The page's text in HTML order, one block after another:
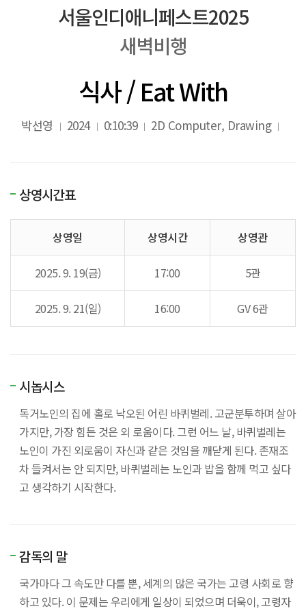
서울인디애니페스트2025
새벽비행
식사 / Eat With
박선영 2024 0:10:39 2D Computer, Drawing
상영시간표
상영일 상영시간 상영관
2025. 9. 19(금) 17:00 5관
2025. 9. 21(일) 16:00 GV 6관
시놉시스
독거노인의 집에 홀로 낙오된 어린 바퀴벌레. 고군분투하며 살아
가지만, 가장 힘든 것은 외 로움이다. 그런 어느 날, 바퀴벌레는
노인이 가진 외로움이 자신과 같은 것임을 깨닫게 된다. 존재조
차 들켜서는 안 되지만, 바퀴벌레는 노인과 밥을 함께 먹고 싶다
고 생각하기 시작한다.
감독의 말
국가마다 그 속도만 다를 뿐, 세계의 많은 국가는 고령 사회로 향
하고 있다. 이 문제는 우리에게 일상이 되었으며 더욱이, 고령자